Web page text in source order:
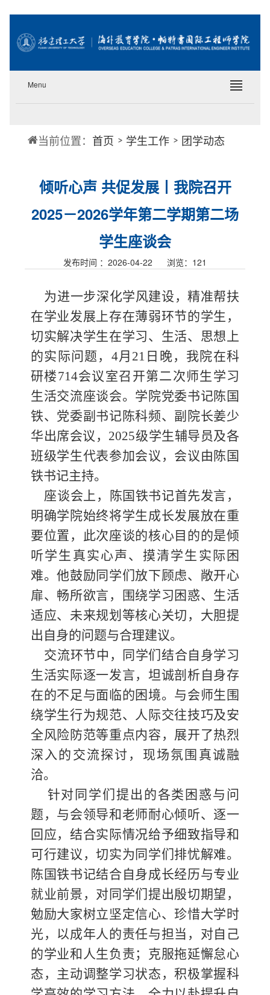
Menu
当前位置： 首页 学生工作 团学动态
倾听心声 共促发展丨我院召开
2025－2026学年第二学期第二场
学生座谈会
发布时间 ：2026-04-22 浏览： 121
为进一步深化学风建设，精准帮扶
在学业发展上存在薄弱环节的学生，
切实解决学生在学习、生活、思想上
的实际问题， 4月21日晚，我院在科
研楼714会议室召开第二次师生学习
生活交流座谈会。学院党委书记陈国
铁、党委副书记陈科频、副院长姜少
华出席会议，2025级学生辅导员及各
班级学生代表参加会议，会议由陈国
铁书记主持。
座谈会上，陈国铁书记首先发言，
明确学院始终将学生成长发展放在重
要位置，此次座谈的核心目的的是倾
听学生真实心声、摸清学生实际困
难。他鼓励同学们放下顾虑、敞开心
扉、畅所欲言，围绕学习困惑、生活
适应、未来规划等核心关切，大胆提
出自身的问题与合理建议。
交流环节中，同学们结合自身学习
生活实际逐一发言，坦诚剖析自身存
在的不足与面临的困境。与会师生围
绕学生行为规范、人际交往技巧及安
全风险防范等重点内容，展开了热烈
深入的交流探讨，现场氛围真诚融
洽。
针对同学们提出的各类困惑与问
题，与会领导和老师耐心倾听、逐一
回应，结合实际情况给予细致指导和
可行建议，切实为同学们排忧解难。
陈国铁书记结合自身成长经历与专业
就业前景，对同学们提出殷切期望，
勉励大家树立坚定信心、珍惜大学时
光，以成年人的责任与担当，对自己
的学业和人生负责；克服拖延懈怠心
态，主动调整学习状态，积极掌握科